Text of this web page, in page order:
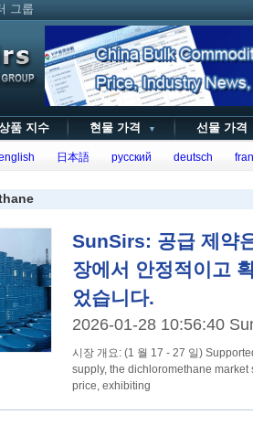
그룹
품 지수 현물 가격 ▼ 선물 가
日本語 русский deutsch
SunSirs: 공급 제약
장에서 안정적이고
었습니다.
2026-01-28 10:56:40
시장 개요: (1 월 17 - 27 일) Supported by a proactive contraction in
supply, the dichloromethane
price, exhibiting